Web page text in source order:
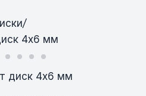
/
4х6 мм
диск 4х6 мм
диск 4х6 мм
диск 4х6 мм
диск 4х6 мм